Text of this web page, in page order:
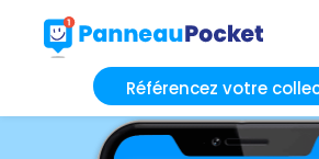
Référencez votre